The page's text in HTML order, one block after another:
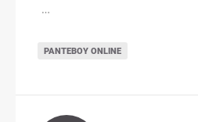
…
ΡΑΝΤΕΒΟΎ ONLINE